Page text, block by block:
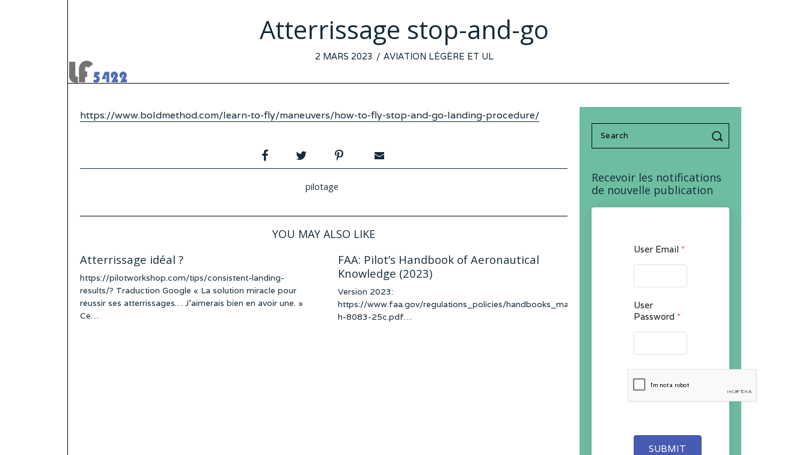
Atterrissage stop-and-go
POSTED
2 MARS 2023 22
2023
AVIATION LÉGÈRE ET UL
https://www.boldmethod.com/learn-to-fly/maneuvers/how-to-fly-stop-and-go-landing-procedure/
pilotage
YOU MAY ALSO LIKE
Atterrissage idéal ?
https://pilotworkshop.com/tips/consistent-landing-
results/? Traduction Google « La solution miracle pour
réussir ses atterrissages… J’aimerais bien en avoir une. »
Ce…
FAA: Pilot’s Handbook of Aeronautical
Knowledge (2023)
Version 2023:
https://www.faa.gov/regulations_policies/handbooks_manuals/aviation/faa-
h-8083-25c.pdf…
Search
for:
Recevoir les notifications
de nouvelle publication
User Email *
User
Password *
SUBMIT